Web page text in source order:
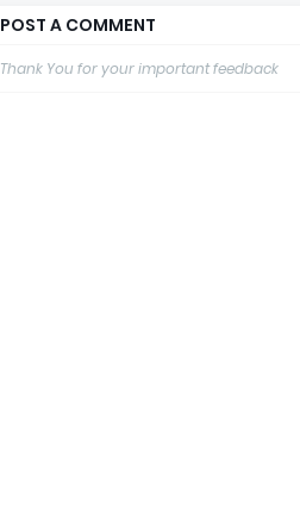
POST A COMMENT
Thank You for your important feedback